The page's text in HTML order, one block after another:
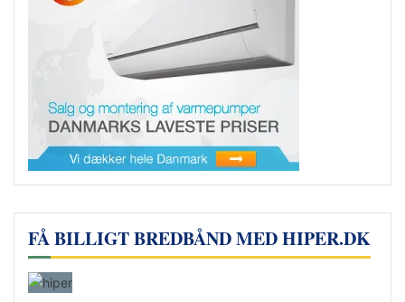
FÅ BILLIGT BREDBÅND MED HIPER.DK